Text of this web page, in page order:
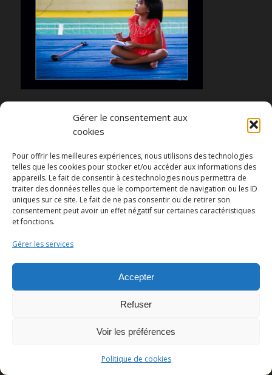
Gérer le consentement aux
cookies
Pour offrir les meilleures expériences, nous utilisons des technologies
telles que les cookies pour stocker et/ou accéder aux informations des
appareils. Le fait de consentir à ces technologies nous permettra de
traiter des données telles que le comportement de navigation ou les ID
uniques sur ce site. Le fait de ne pas consentir ou de retirer son
consentement peut avoir un effet négatif sur certaines caractéristiques
et fonctions.
Gérer les services
Accepter
Refuser
Voir les préférences
Politique de cookies
© Copyright - Pedro Lombardi -Mentions légales